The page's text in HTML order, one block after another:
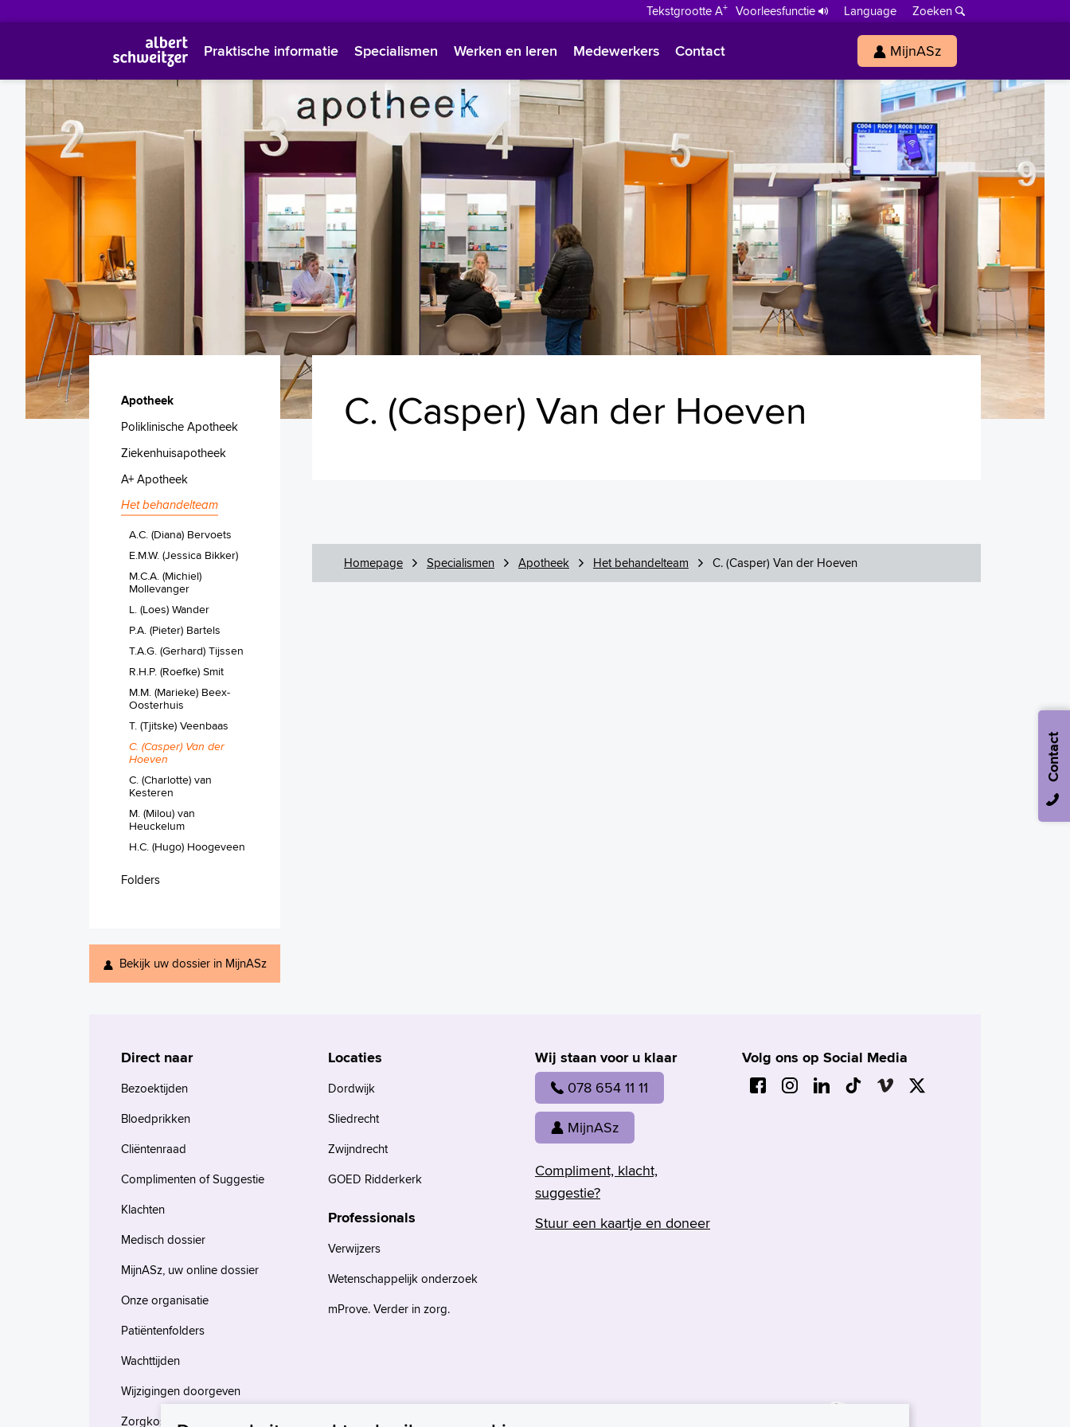
Tekstgrootte A+ Voorleesfunctie Language
Zoeken
Polski
Türkçe
Arabisch
Praktische informatie Specialismen Werken en leren Medewerkers Contact MijnASz
Apotheek
Poliklinische Apotheek
Ziekenhuisapotheek
A+ Apotheek
Het behandelteam
A.C. (Diana) Bervoets
E.M.W. (Jessica Bikker)
M.C.A. (Michiel)
Mollevanger
L. (Loes) Wander
P.A. (Pieter) Bartels
T.A.G. (Gerhard) Tijssen
R.H.P. (Roefke) Smit
M.M. (Marieke) Beex-
Oosterhuis
T. (Tjitske) Veenbaas
C. (Casper) Van der
Hoeven
C. (Charlotte) van
Kesteren
M. (Milou) van
Heuckelum
H.C. (Hugo) Hoogeveen
Folders
Bekijk uw dossier in MijnASz
C. (Casper) Van der Hoeven
Homepage Specialismen Apotheek Het behandelteam C. (Casper) Van der Hoeven
Wij staan voor u klaar
078 654 11 11
MijnASz
Compliment, klacht,
suggestie?
Stuur een kaartje en doneer
Volg ons op Social Media
Direct naar
Bezoektijden
Bloedprikken
Cliëntenraad
Complimenten of Suggestie
Klachten
Medisch dossier
MijnASz, uw online dossier
Onze organisatie
Patiëntenfolders
Wachttijden
Wijzigingen doorgeven
Zorgkosten en verzekeringen
Locaties
Dordwijk
Sliedrecht
Zwijndrecht
GOED Ridderkerk
Professionals
Verwijzers
Wetenschappelijk onderzoek
mProve. Verder in zorg.
Contact